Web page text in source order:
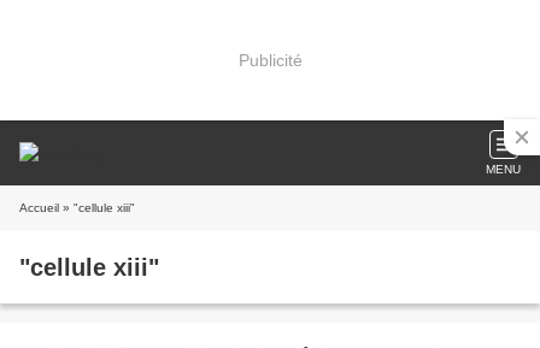
Publicité
MENU
Accueil » "cellule xiii"
"cellule xiii"